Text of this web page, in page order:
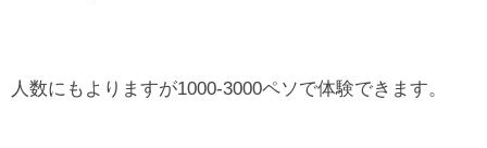
人数にもよりますが1000-3000ペソで体験できます。